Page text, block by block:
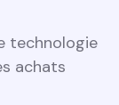
technologie
achats